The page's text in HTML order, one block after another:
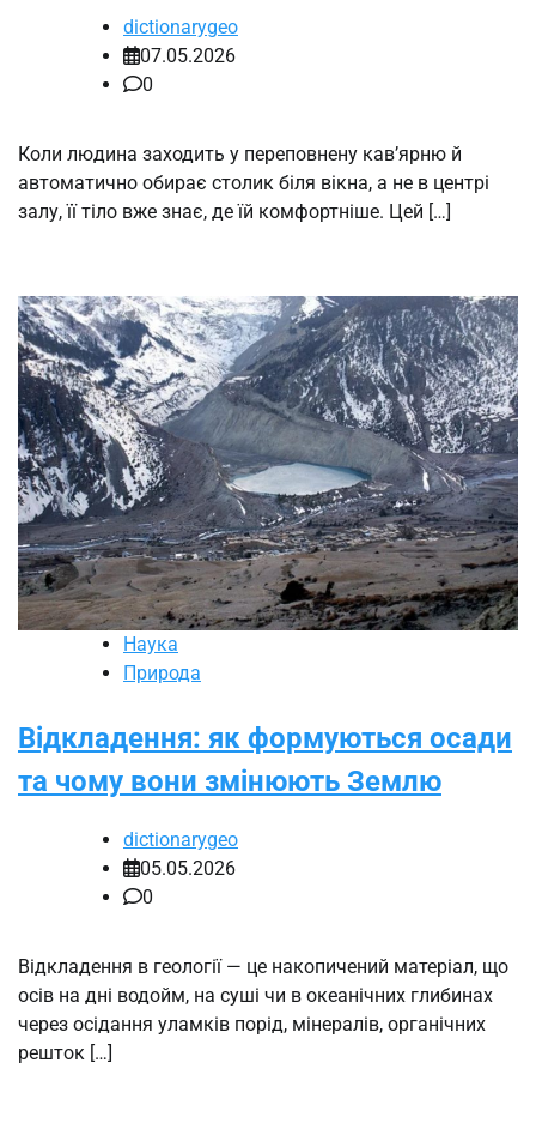
dictionarygeo
07.05.2026
0
Коли людина заходить у переповнену кав’ярню й
автоматично обирає столик біля вікна, а не в центрі
залу, її тіло вже знає, де їй комфортніше. Цей […]
Наука
Природа
Відкладення: як формуються осади
та чому вони змінюють Землю
dictionarygeo
05.05.2026
0
Відкладення в геології — це накопичений матеріал, що
осів на дні водойм, на суші чи в океанічних глибинах
через осідання уламків порід, мінералів, органічних
решток […]